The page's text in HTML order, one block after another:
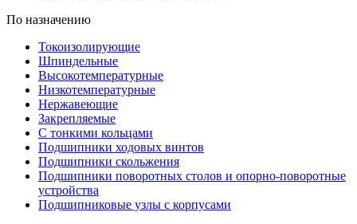
По назначению
Токоизолирующие
Шпиндельные
Высокотемпературные
Низкотемпературные
Нержавеющие
Закрепляемые
С тонкими кольцами
Подшипники ходовых винтов
Подшипники скольжения
Подшипники поворотных столов и опорно-поворотные
устройства
Подшипниковые узлы с корпусами